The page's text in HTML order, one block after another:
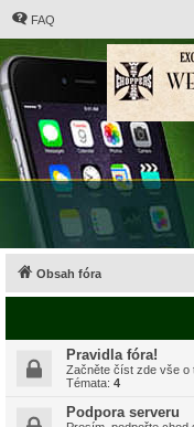
FAQ
Obsah fóra
Pravidla fóra!
Začněte číst zde vše o
Témata: 4
Podpora serveru